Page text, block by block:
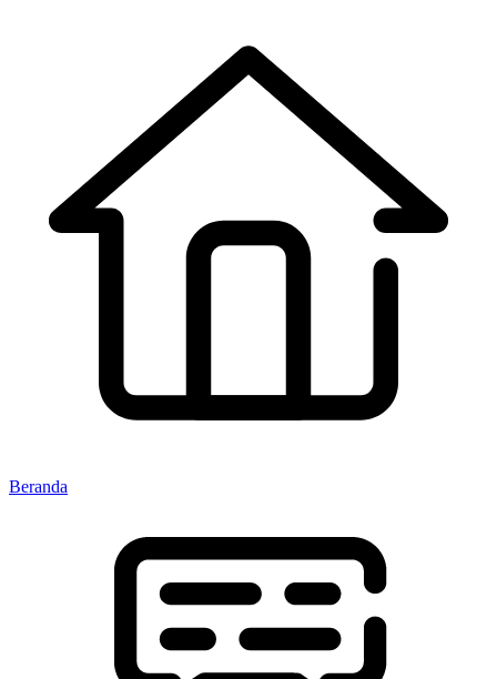
Beranda